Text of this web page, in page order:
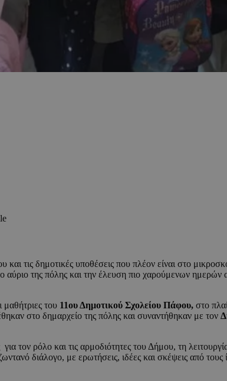
τις δημοτικές υποθέσεις που πλέον είναι στο
της πόλης και την έλευση πιο χαρούμενων ημερών
του 11ου Δημοτικού Σχολείου Πάφου, στο
στο δημαρχείο της πόλης και συναντήθηκαν με τον
τον ρόλο και τις αρμοδιότητες του Δήμου, τη
διάλογο, με ερωτήσεις, ιδέες και σκέψεις από τους